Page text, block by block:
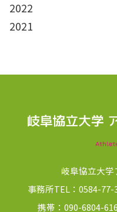
2022
2021
岐阜協立大
事務所TEL：0584-
携帯：090-6804-